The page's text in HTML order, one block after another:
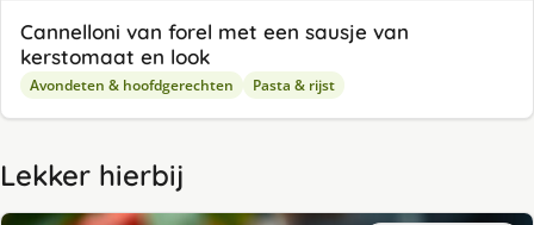
Cannelloni van forel met een sausje van
kerstomaat en look
Avondeten & hoofdgerechten Pasta & rijst
Lekker hierbij